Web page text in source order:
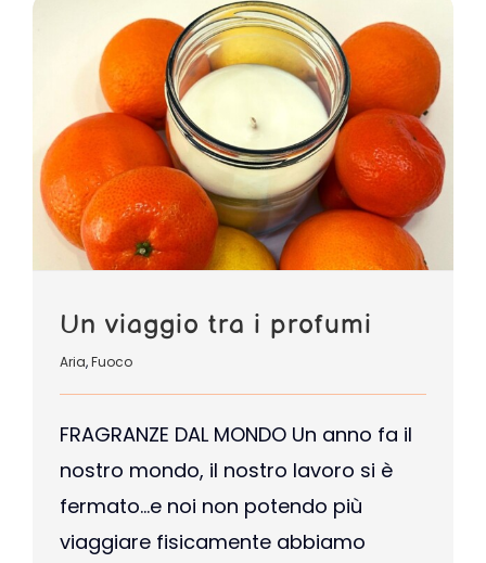
Un viaggio tra i profumi
Aria,Fuoco
FRAGRANZE DAL MONDO Un anno fa il
nostro mondo, il nostro lavoro si è
fermato…e noi non potendo più
viaggiare fisicamente abbiamo